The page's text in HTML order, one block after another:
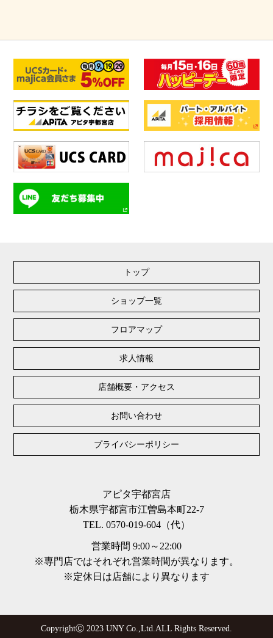
トップ
ショップ一覧
フロアマップ
求人情報
店舗概要・アクセス
お問い合わせ
プライバシーポリシー
アピタ宇都宮店
栃木県宇都宮市江曽島本町22-7
TEL. 0570-019-604（代）
営業時間 9:00～22:00
※専門店ではそれぞれ営業時間が異なります。
※定休日は店舗により異なります
CopyrightⒸ 2023 UNY Co.,Ltd.ALL Rights Reserved.